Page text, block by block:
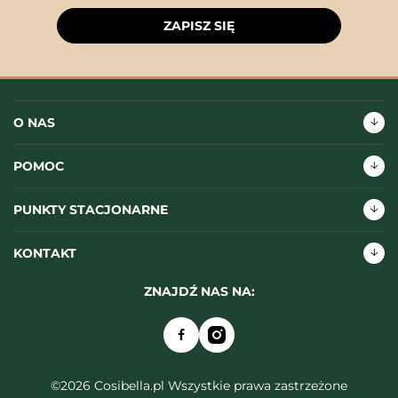
ZAPISZ SIĘ
O NAS
POMOC
PUNKTY STACJONARNE
KONTAKT
ZNAJDŹ NAS NA:
©2026 Cosibella.pl Wszystkie prawa zastrzeżone